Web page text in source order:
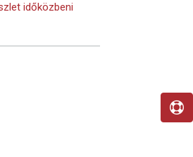
időközbeni